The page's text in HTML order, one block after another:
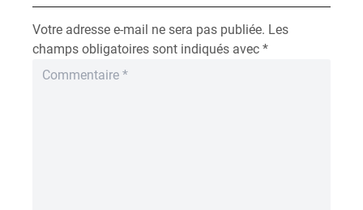
Votre adresse e-mail ne sera pas publiée. Les
champs obligatoires sont indiqués avec *